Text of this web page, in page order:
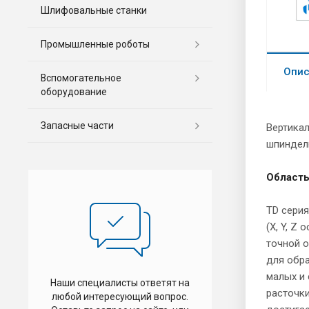
TD
(X, Y, Z
точной
для
малых и
Шлифовальные станки
Промышленные роботы
Вспомогательное
оборудование
Запасные части
Наши специалисты ответят на
любой интересующий вопрос.